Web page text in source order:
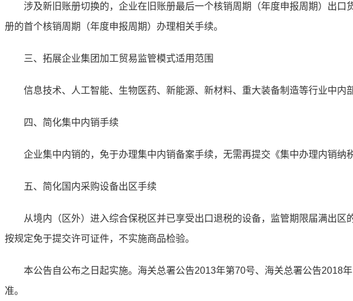
涉及新旧账册切换的，企业在旧账册最后一个核销周期（年度申报周期）出口
册的首个核销周期（年度申报周期）办理相关手续。
三、拓展企业集团加工贸易监管模式适用范围
信息技术、人工智能、生物医药、新能源、新材料、重大装备制造等行业中内
四、简化集中内销手续
企业集中内销的，免于办理集中内销备案手续，无需再提交《集中办理内销纳
五、简化国内采购设备出区手续
从境内（区外）进入综合保税区并已享受出口退税的设备，监管期限届满出区
按规定免于提交许可证件，不实施商品检验。
本公告自公布之日起实施。海关总署公告2013年第70号、海关总署公告2018
准。